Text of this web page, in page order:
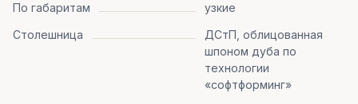
По габаритам
узкие
Столешница
ДСтП, облицованная
шпоном дуба по
технологии
«софтформинг»